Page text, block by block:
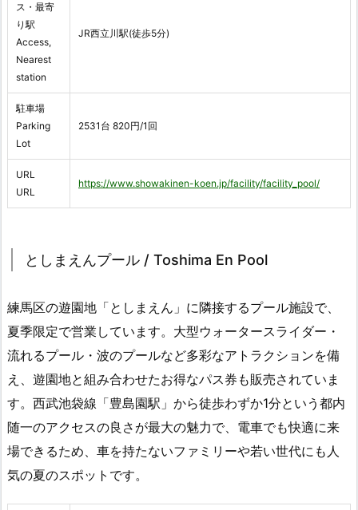
ス・最寄
り駅
Access,
Nearest
station
JR西立川駅(徒歩5分)
駐車場
Parking
Lot
2531台 820円/1回
URL
URL
https://www.showakinen-koen.jp/facility/facility_pool/
としまえんプール / Toshima En Pool
練馬区の遊園地「としまえん」に隣接するプール施設で、
夏季限定で営業しています。大型ウォータースライダー・
流れるプール・波のプールなど多彩なアトラクションを備
え、遊園地と組み合わせたお得なパス券も販売されていま
す。西武池袋線「豊島園駅」から徒歩わずか1分という都内
随一のアクセスの良さが最大の魅力で、電車でも快適に来
場できるため、車を持たないファミリーや若い世代にも人
気の夏のスポットです。